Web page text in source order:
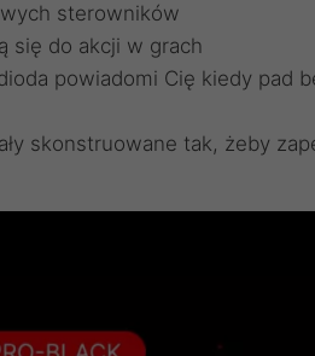
sterowników
się do akcji w grach
powiadomi Cię kiedy pad
skonstruowane tak, żeby